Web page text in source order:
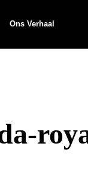
Ons Verhaal